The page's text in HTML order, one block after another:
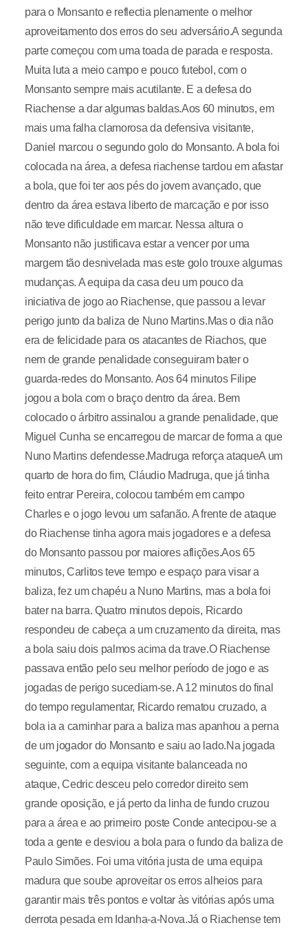
para o Monsanto e reflectia plenamente o melhor
aproveitamento dos erros do seu adversário.A segunda
parte começou com uma toada de parada e resposta.
Muita luta a meio campo e pouco futebol, com o
Monsanto sempre mais acutilante. E a defesa do
Riachense a dar algumas baldas.Aos 60 minutos, em
mais uma falha clamorosa da defensiva visitante,
Daniel marcou o segundo golo do Monsanto. A bola foi
colocada na área, a defesa riachense tardou em afastar
a bola, que foi ter aos pés do jovem avançado, que
dentro da área estava liberto de marcação e por isso
não teve dificuldade em marcar. Nessa altura o
Monsanto não justificava estar a vencer por uma
margem tão desnivelada mas este golo trouxe algumas
mudanças. A equipa da casa deu um pouco da
iniciativa de jogo ao Riachense, que passou a levar
perigo junto da baliza de Nuno Martins.Mas o dia não
era de felicidade para os atacantes de Riachos, que
nem de grande penalidade conseguiram bater o
guarda-redes do Monsanto. Aos 64 minutos Filipe
jogou a bola com o braço dentro da área. Bem
colocado o árbitro assinalou a grande penalidade, que
Miguel Cunha se encarregou de marcar de forma a que
Nuno Martins defendesse.Madruga reforça ataqueA um
quarto de hora do fim, Cláudio Madruga, que já tinha
feito entrar Pereira, colocou também em campo
Charles e o jogo levou um safanão. A frente de ataque
do Riachense tinha agora mais jogadores e a defesa
do Monsanto passou por maiores aflições.Aos 65
minutos, Carlitos teve tempo e espaço para visar a
baliza, fez um chapéu a Nuno Martins, mas a bola foi
bater na barra. Quatro minutos depois, Ricardo
respondeu de cabeça a um cruzamento da direita, mas
a bola saiu dois palmos acima da trave.O Riachense
passava então pelo seu melhor período de jogo e as
jogadas de perigo sucediam-se. A 12 minutos do final
do tempo regulamentar, Ricardo rematou cruzado, a
bola ia a caminhar para a baliza mas apanhou a perna
de um jogador do Monsanto e saiu ao lado.Na jogada
seguinte, com a equipa visitante balanceada no
ataque, Cedric desceu pelo corredor direito sem
grande oposição, e já perto da linha de fundo cruzou
para a área e ao primeiro poste Conde antecipou-se a
toda a gente e desviou a bola para o fundo da baliza de
Paulo Simões. Foi uma vitória justa de uma equipa
madura que soube aproveitar os erros alheios para
garantir mais três pontos e voltar às vitórias após uma
derrota pesada em Idanha-a-Nova.Já o Riachense tem